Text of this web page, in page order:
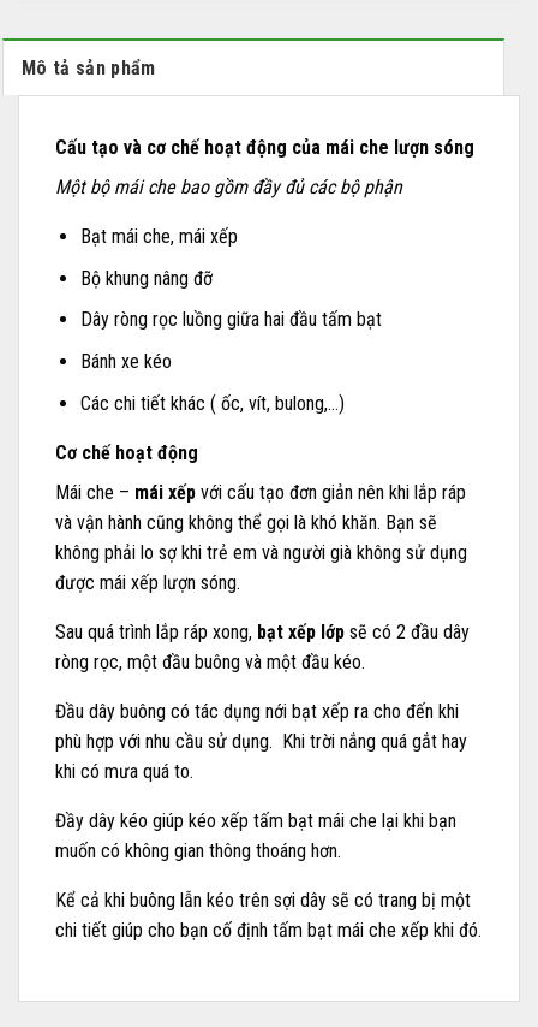
Mô tả sản phẩm
Cấu tạo và cơ chế hoạt động của mái che lượn sóng
Một bộ mái che bao gồm đầy đủ các bộ phận
Bạt mái che, mái xếp
Bộ khung nâng đỡ
Dây ròng rọc luồng giữa hai đầu tấm bạt
Bánh xe kéo
Các chi tiết khác ( ốc, vít, bulong,…)
Cơ chế hoạt động
Mái che – mái xếp với cấu tạo đơn giản nên khi lắp ráp
và vận hành cũng không thể gọi là khó khăn. Bạn sẽ
không phải lo sợ khi trẻ em và người già không sử dụng
được mái xếp lượn sóng.
Sau quá trình lắp ráp xong, bạt xếp lớp sẽ có 2 đầu dây
ròng rọc, một đầu buông và một đầu kéo.
Đầu dây buông có tác dụng nới bạt xếp ra cho đến khi
phù hợp với nhu cầu sử dụng. Khi trời nắng quá gắt hay
khi có mưa quá to.
Đầy dây kéo giúp kéo xếp tấm bạt mái che lại khi bạn
muốn có không gian thông thoáng hơn.
Kể cả khi buông lẫn kéo trên sợi dây sẽ có trang bị một
chi tiết giúp cho bạn cố định tấm bạt mái che xếp khi đó.